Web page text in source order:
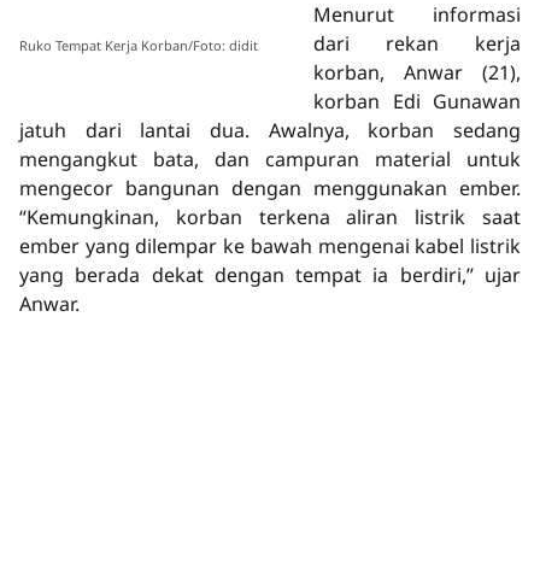
Ruko Tempat Kerja Korban/Foto: didit
Menurut informasi
dari rekan kerja
korban, Anwar (21),
korban Edi Gunawan
jatuh dari lantai dua. Awalnya, korban sedang
mengangkut bata, dan campuran material untuk
mengecor bangunan dengan menggunakan ember.
“Kemungkinan, korban terkena aliran listrik saat
ember yang dilempar ke bawah mengenai kabel listrik
yang berada dekat dengan tempat ia berdiri,” ujar
Anwar.